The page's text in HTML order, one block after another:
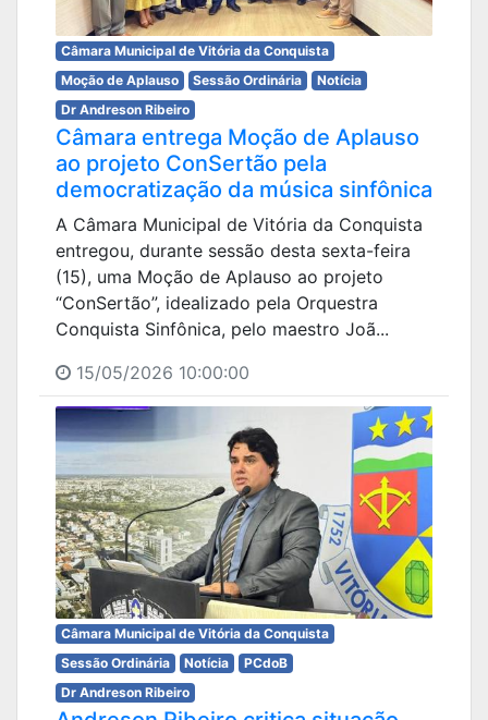
Câmara Municipal de Vitória da Conquista
Moção de Aplauso
Sessão Ordinária
Notícia
Dr Andreson Ribeiro
Câmara entrega Moção de Aplauso
ao projeto ConSertão pela
democratização da música sinfônica
A Câmara Municipal de Vitória da Conquista
entregou, durante sessão desta sexta-feira
(15), uma Moção de Aplauso ao projeto
“ConSertão”, idealizado pela Orquestra
Conquista Sinfônica, pelo maestro Joã...
15/05/2026 10:00:00
Câmara Municipal de Vitória da Conquista
Sessão Ordinária
Notícia
PCdoB
Dr Andreson Ribeiro